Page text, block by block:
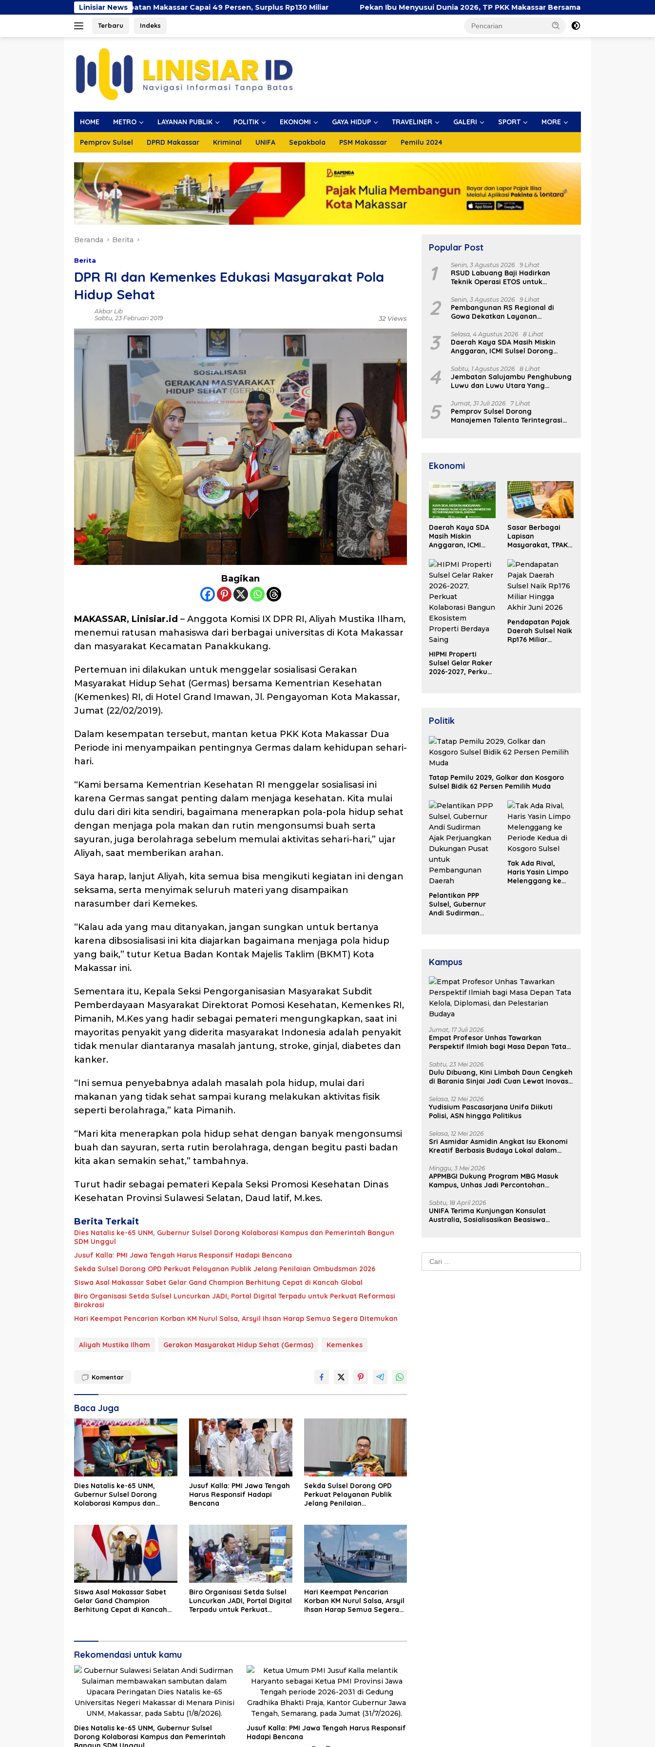
ke
Linisiar News
Pendapatan Makassar Capai 49 Persen, Surplus Rp130 Miliar Pekan Ibu Menyusui Dunia 2026, TP PKK Makassar Bersama AIMI dan Dinkes Bekali 300 Peserta
Terbaru Indeks
HOME METRO LAYANAN PUBLIK POLITIK EKONOMI GAYA HIDUP TRAVELINER GALERI SPORT MORE
Pemprov Sulsel DPRD Makassar Kriminal UNIFA Sepakbola PSM Makassar Pemilu 2024
Beranda Berita
Berita
DPR RI dan Kemenkes Edukasi Masyarakat Pola
Hidup Sehat
Akbar Lib
Sabtu, 23 Februari 2019
32 Views
Bagikan
MAKASSAR, Linisiar.id – Anggota Komisi IX DPR RI, Aliyah Mustika Ilham,
menemui ratusan mahasiswa dari berbagai universitas di Kota Makassar
dan masyarakat Kecamatan Panakkukang.
Pertemuan ini dilakukan untuk menggelar sosialisasi Gerakan
Masyarakat Hidup Sehat (Germas) bersama Kementrian Kesehatan
(Kemenkes) RI, di Hotel Grand Imawan, Jl. Pengayoman Kota Makassar,
Jumat (22/02/2019).
Dalam kesempatan tersebut, mantan ketua PKK Kota Makassar Dua
Periode ini menyampaikan pentingnya Germas dalam kehidupan sehari-
hari.
“Kami bersama Kementrian Kesehatan RI menggelar sosialisasi ini
karena Germas sangat penting dalam menjaga kesehatan. Kita mulai
dulu dari diri kita sendiri, bagaimana menerapkan pola-pola hidup sehat
dengan menjaga pola makan dan rutin mengonsumsi buah serta
sayuran, juga berolahraga sebelum memulai aktivitas sehari-hari,” ujar
Aliyah, saat memberikan arahan.
Saya harap, lanjut Aliyah, kita semua bisa mengikuti kegiatan ini dengan
seksama, serta menyimak seluruh materi yang disampaikan
narasumber dari Kemekes.
“Kalau ada yang mau ditanyakan, jangan sungkan untuk bertanya
karena dibsosialisasi ini kita diajarkan bagaimana menjaga pola hidup
yang baik,” tutur Ketua Badan Kontak Majelis Taklim (BKMT) Kota
Makassar ini.
Sementara itu, Kepala Seksi Pengorganisasian Masyarakat Subdit
Pemberdayaan Masyarakat Direktorat Pomosi Kesehatan, Kemenkes RI,
Pimanih, M.Kes yang hadir sebagai pemateri mengungkapkan, saat ini
mayoritas penyakit yang diderita masyarakat Indonesia adalah penyakit
tidak menular diantaranya masalah jantung, stroke, ginjal, diabetes dan
kanker.
“Ini semua penyebabnya adalah masalah pola hidup, mulai dari
makanan yang tidak sehat sampai kurang melakukan aktivitas fisik
seperti berolahraga,” kata Pimanih.
“Mari kita menerapkan pola hidup sehat dengan banyak mengonsumsi
buah dan sayuran, serta rutin berolahraga, dengan begitu pasti badan
kita akan semakin sehat,” tambahnya.
Turut hadir sebagai pemateri Kepala Seksi Promosi Kesehatan Dinas
Kesehatan Provinsi Sulawesi Selatan, Daud latif, M.kes.
Berita Terkait
Dies Natalis ke-65 UNM, Gubernur Sulsel Dorong Kolaborasi Kampus dan Pemerintah Bangun
SDM Unggul
Jusuf Kalla: PMI Jawa Tengah Harus Responsif Hadapi Bencana
Sekda Sulsel Dorong OPD Perkuat Pelayanan Publik Jelang Penilaian Ombudsman 2026
Siswa Asal Makassar Sabet Gelar Gand Champion Berhitung Cepat di Kancah Global
Biro Organisasi Setda Sulsel Luncurkan JADI, Portal Digital Terpadu untuk Perkuat Reformasi
Birokrasi
Hari Keempat Pencarian Korban KM Nurul Salsa, Arsyil Ihsan Harap Semua Segera Ditemukan
Aliyah Mustika Ilham Gerakan Masyarakat Hidup Sehat (Germas) Kemenkes
Komentar
Baca Juga
Dies Natalis ke-65 UNM,
Gubernur Sulsel Dorong
Kolaborasi Kampus dan
Jusuf Kalla: PMI Jawa Tengah
Harus Responsif Hadapi
Bencana
Sekda Sulsel Dorong OPD
Perkuat Pelayanan Publik
Jelang Penilaian
Siswa Asal Makassar Sabet
Gelar Gand Champion
Berhitung Cepat di Kancah
Biro Organisasi Setda Sulsel
Luncurkan JADI, Portal Digital
Terpadu untuk Perkuat
Hari Keempat Pencarian
Korban KM Nurul Salsa, Arsyil
Ihsan Harap Semua Segera
Rekomendasi untuk kamu
Dies Natalis ke-65 UNM, Gubernur Sulsel
Dorong Kolaborasi Kampus dan Pemerintah
Jusuf Kalla: PMI Jawa Tengah Harus Responsif
Hadapi Bencana
Popular Post
1 Senin, 3 Agustus 2026 9 Lihat
RSUD Labuang Baji Hadirkan
Teknik Operasi ETOS untuk
Indikasi Medis
2 Senin, 3 Agustus 2026 9 Lihat
Pembangunan RS Regional di
Gowa Dekatkan Layanan
3 Selasa, 4 Agustus 2026 8 Lihat
Daerah Kaya SDA Masih Miskin
Anggaran, ICMI Sulsel Dorong
4 Sabtu, 1 Agustus 2026 8 Lihat
Jembatan Salujambu Penghubung
Luwu dan Luwu Utara Yang
Difungsikan
5 Jumat, 31 Juli 2026 7 Lihat
Pemprov Sulsel Dorong
Manajemen Talenta Terintegrasi
Ekonomi
Daerah Kaya SDA
Masih Miskin
Anggaran, ICMI
Reformasi Fiskal
Sasar Berbagai
Lapisan
Masyarakat, TPAKD
Inklusi Keuangan
HIPMI Properti
Sulsel Gelar Raker
2026-2027, Perkuat
Pendapatan Pajak
Daerah Sulsel Naik
Rp176 Miliar
Politik
Tatap Pemilu 2029, Golkar dan Kosgoro
Sulsel Bidik 62 Persen Pemilih Muda
Pelantikan PPP
Sulsel, Gubernur
Andi Sudirman
Daerah
Tak Ada Rival,
Haris Yasin Limpo
Melenggang ke
Kampus
Jumat, 17 Juli 2026
Empat Profesor Unhas Tawarkan
Perspektif Ilmiah bagi Masa Depan Tata
Budaya
Sabtu, 23 Mei 2026
Dulu Dibuang, Kini Limbah Daun Cengkeh
di Barania Sinjai Jadi Cuan Lewat Inovasi
Selasa, 12 Mei 2026
Yudisium Pascasarjana Unifa Diikuti
Polisi, ASN hingga Politikus
Selasa, 12 Mei 2026
Sri Asmidar Asmidin Angkat Isu Ekonomi
Kreatif Berbasis Budaya Lokal dalam
Minggu, 3 Mei 2026
APPMBGI Dukung Program MBG Masuk
Kampus, Unhas Jadi Percontohan
Sabtu, 18 April 2026
UNIFA Terima Kunjungan Konsulat
Australia, Sosialisasikan Beasiswa
Cari
untuk: